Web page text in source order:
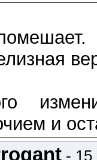
и
- 15